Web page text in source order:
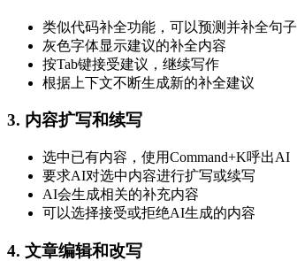
类似代码补全功能，可以预测并补全句子
灰色字体显示建议的补全内容
按Tab键接受建议，继续写作
根据上下文不断生成新的补全建议
3. 内容扩写和续写
选中已有内容，使用Command+K呼出AI
要求AI对选中内容进行扩写或续写
AI会生成相关的补充内容
可以选择接受或拒绝AI生成的内容
4. 文章编辑和改写